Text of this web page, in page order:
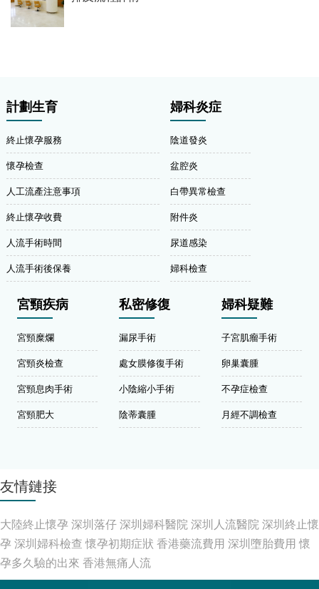
計劃生育
終止懷孕服務
懷孕檢查
人工流產注意事項
終止懷孕收費
人流手術時間
人流手術後保養
婦科炎症
陰道發炎
盆腔炎
白帶異常檢查
附件炎
尿道感染
婦科檢查
宮頸疾病
宮頸糜爛
宮頸炎檢查
宮頸息肉手術
宮頸肥大
私密修復
漏尿手術
處女膜修復手術
小陰縮小手術
陰蒂囊腫
婦科疑難
子宮肌瘤手術
卵巢囊腫
不孕症檢查
月經不調檢查
友情鏈接
大陸終止懷孕 深圳落仔深圳婦科醫院深圳人流醫院深圳終止懷
孕 深圳婦科檢查 懷孕初期症狀 香港藥流費用 深圳墮胎費用 懷
孕多久驗的出來 香港無痛人流